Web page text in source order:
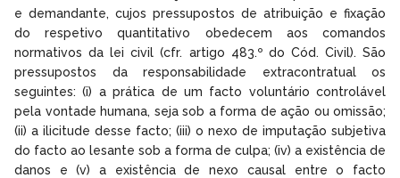
e demandante, cujos pressupostos de atribuição e fixação
do respetivo quantitativo obedecem aos comandos
normativos da lei civil (cfr. artigo 483.º do Cód. Civil). São
pressupostos da responsabilidade extracontratual os
seguintes: (i) a prática de um facto voluntário controlável
pela vontade humana, seja sob a forma de ação ou omissão;
(ii) a ilicitude desse facto; (iii) o nexo de imputação subjetiva
do facto ao lesante sob a forma de culpa; (iv) a existência de
danos e (v) a existência de nexo causal entre o facto